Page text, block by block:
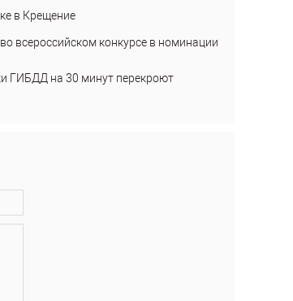
в Крещение
всероссийском конкурсе в номинации
ГИБДД на 30 минут перекроют